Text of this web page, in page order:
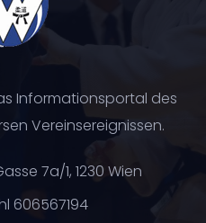
Informationsportal des
Vereinsereignissen.
7a/1, 1230 Wien
606567194